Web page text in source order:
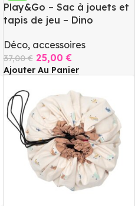
Play&Go – Sac à jouets et
tapis de jeu – Dino
Déco, accessoires
37,00€ 25,00€
Ajouter Au Panier